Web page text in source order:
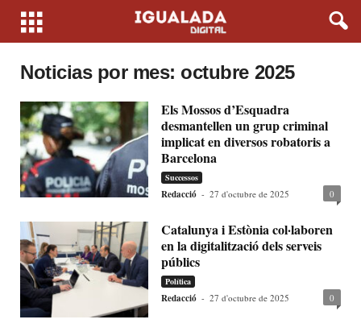
Noticias por mes: octubre 2025
Els Mossos d’Esquadra
desmantellen un grup criminal
implicat en diversos robatoris a
Barcelona
Successos
Redacció - 27 d'octubre de 2025 0
Catalunya i Estònia col·laboren
en la digitalització dels serveis
públics
Política
Redacció - 27 d'octubre de 2025 0